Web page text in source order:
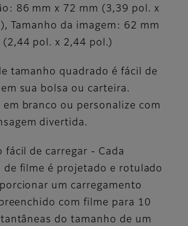
86 mm x 72 mm (3,39 pol. x
Tamanho da imagem: 62 mm
(2,44 pol. x 2,44 pol.)
tamanho quadrado é fácil de
sua bolsa ou carteira.
em branco ou personalize com
divertida.
fácil de carregar - Cada
de filme é projetado e rotulado
um carregamento
com filme para 10
do tamanho de um